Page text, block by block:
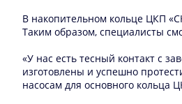
В накопительном кольце ЦКП
Таким образом, специалисты
«У нас есть тесный контакт с
изготовлены и успешно
насосам для основного кольца